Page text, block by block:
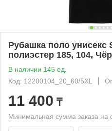
Рубашка поло унисекс
полиэстер 185, 104,
В наличии 145 ед.
Код: 12200104_20_60/5XL
11 400 ₸
Минимальная сумма заказа на